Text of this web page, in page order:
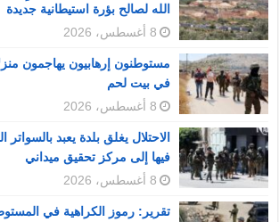
الله لصالح بؤرة استيطانية جديدة
8 أغسطس، 2026
مستوطنون إرهابيون يهاجمون
في بيت لحم
8 أغسطس، 2026
الاحتلال يغلق بلدة يعبد بالسواتر
فيها إلى مركز تحقيق ميداني
8 أغسطس، 2026
تقرير: رموز الكراهية في